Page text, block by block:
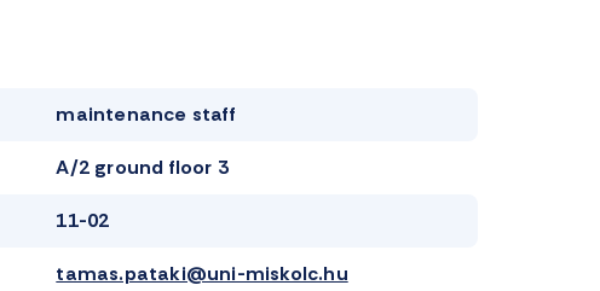
maintenance staff
A/2 ground floor 3
11-02
tamas.pataki@uni-miskolc.hu